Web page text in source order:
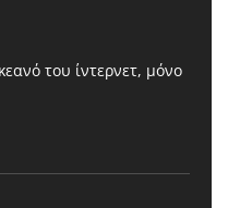
του ίντερνετ, μόνο